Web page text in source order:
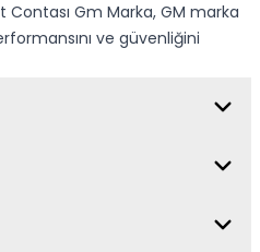
Contası Gm Marka, GM marka
ve güvenliğini